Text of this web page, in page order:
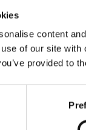
content
of our site
provided to